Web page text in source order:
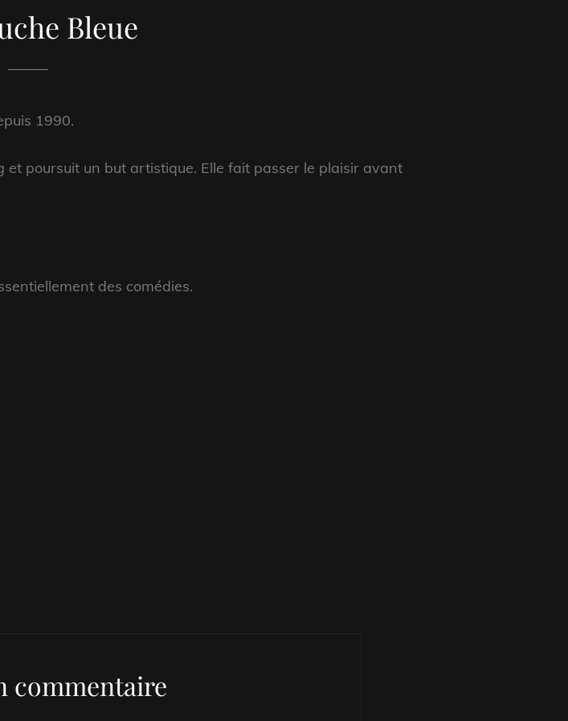
Bleue
1990.
poursuit un but artistique. Elle fait passer le plaisir avant
des comédies.
commentaire